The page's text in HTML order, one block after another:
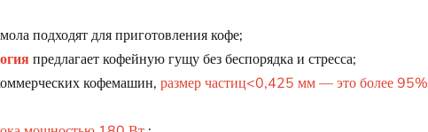
подходят для приготовления кофе;
предлагает кофейную гущу без беспорядка и стресса;
кофемашин, размер частиц<0,425 мм — это более 95%